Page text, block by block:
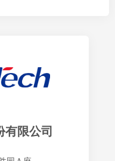
有限公司